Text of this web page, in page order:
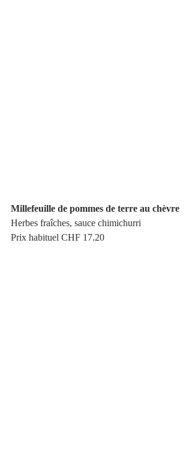
Millefeuille de pommes de terre au chèvre
Herbes fraîches, sauce chimichurri
Prix habituel CHF 17.20